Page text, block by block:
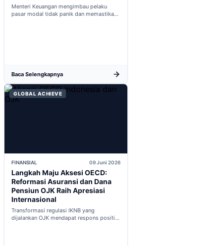
Menteri Keuangan mengimbau pelaku
pasar modal tidak panik dan memastikan
Baca Selengkapnya
GLOBAL ACHIEVE
FINANSIAL 09 Juni 2026
Langkah Maju Aksesi OECD:
Reformasi Asuransi dan Dana
Pensiun OJK Raih Apresiasi
Internasional
Transformasi regulasi IKNB yang
dijalankan OJK mendapat respons positif